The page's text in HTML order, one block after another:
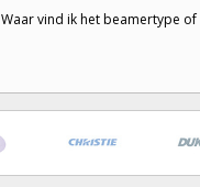
Waar vind ik het beamertype